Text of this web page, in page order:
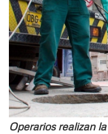
Operarios realizan